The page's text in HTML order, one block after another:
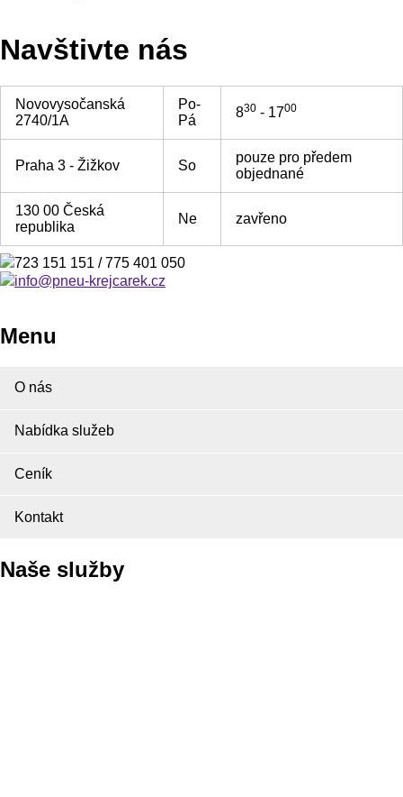
Navštivte nás
Novovysočanská
2740/1A
Po-
Pá
830 - 1700
Praha 3 - Žižkov So
pouze pro předem
objednané
130 00 Česká
republika
Ne zavřeno
723 151 151 / 775 401 050
info@pneu-krejcarek.cz
Menu
O nás
Nabídka služeb
Ceník
Kontakt
Naše služby